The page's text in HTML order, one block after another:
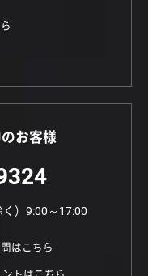
お客様
）9:00～17:00
はこちら